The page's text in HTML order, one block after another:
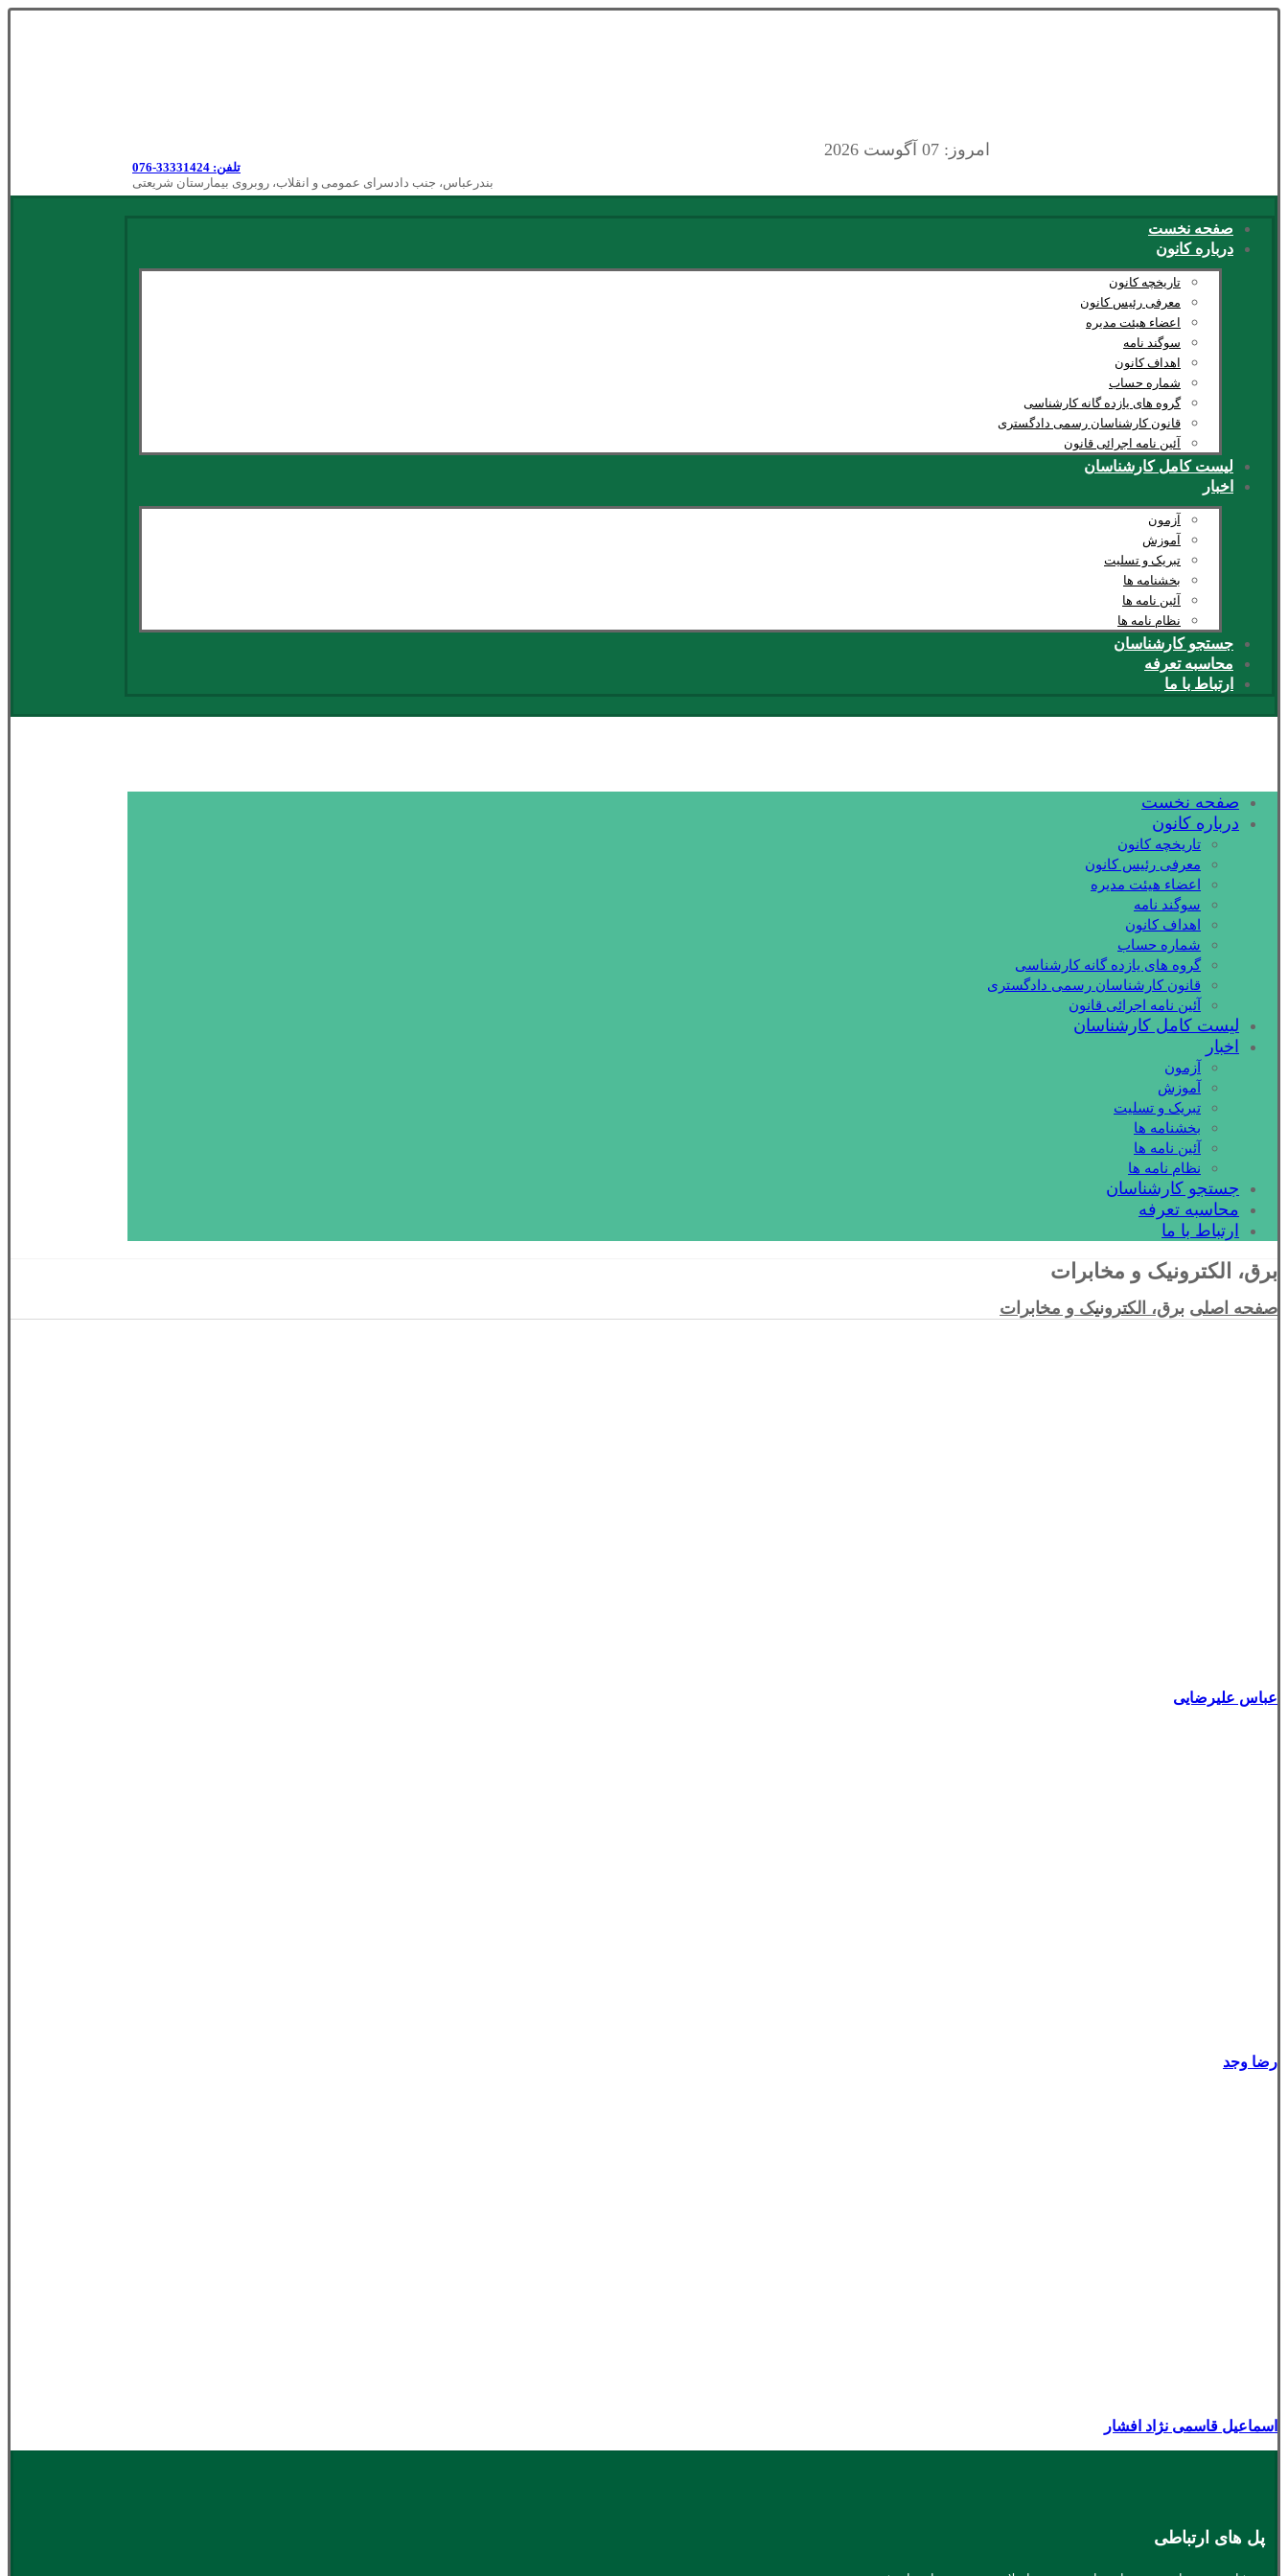
امروز: 07 آگوست 2026
تلفن: 33331424-076
بندرعباس، جنب دادسرای عمومی و انقلاب، روبروی بیمارستان شریعتی
صفحه نخست
درباره کانون
تاریخچه کانون
معرفی رئیس کانون
اعضاء هیئت مدیره
سوگند نامه
اهداف کانون
شماره حساب
گروه های یازده گانه کارشناسی
قانون کارشناسان رسمی دادگستری
آئین نامه اجرائی قانون
لیست کامل کارشناسان
اخبار
آزمون
آموزش
تبریک و تسلیت
بخشنامه ها
آئین نامه ها
نظام نامه ها
جستجو کارشناسان
محاسبه تعرفه
ارتباط با ما
صفحه نخست
درباره کانون
تاریخچه کانون
معرفی رئیس کانون
اعضاء هیئت مدیره
سوگند نامه
اهداف کانون
شماره حساب
گروه های یازده گانه کارشناسی
قانون کارشناسان رسمی دادگستری
آئین نامه اجرائی قانون
لیست کامل کارشناسان
اخبار
آزمون
آموزش
تبریک و تسلیت
بخشنامه ها
آئین نامه ها
نظام نامه ها
جستجو کارشناسان
محاسبه تعرفه
ارتباط با ما
برق، الکترونیک و مخابرات
صفحه اصلی برق، الکترونیک و مخابرات
عباس علیرضایی
رضا وجد
اسماعیل قاسمی نژاد افشار
پل های ارتباطی